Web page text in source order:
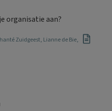
organisatie aan?
Zuidgeest, Lianne de Bie,